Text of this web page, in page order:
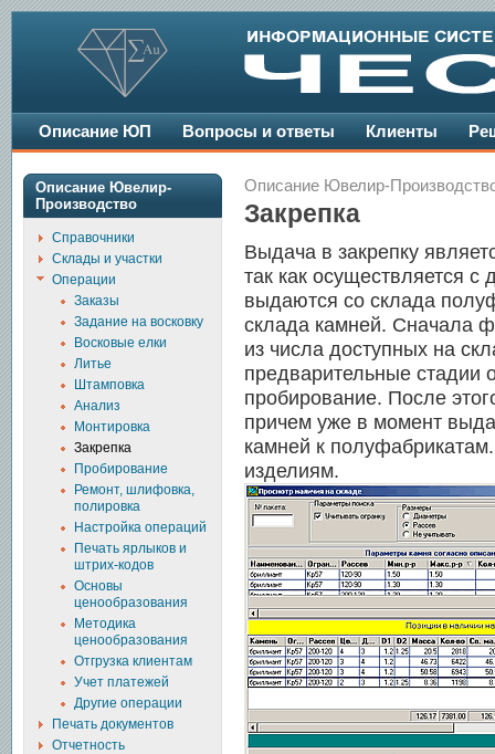
Описание Ювелир-
Закрепка
Выдача в закрепку
так как осуществляется
выдаются со склада
склада камней. Сначала
из числа доступных на
предварительные стадии
пробирование. После
причем уже в момент
камней к
изделиям.
Описание ЮП Вопросы и ответы Клиенты
Описание Ювелир-
Производство
Справочники
Склады и участки
Операции
Заказы
Задание на восковку
Восковые елки
Литье
Штамповка
Анализ
Монтировка
Закрепка
Пробирование
Ремонт, шлифовка,
полировка
Настройка операций
Печать ярлыков и
штрих-кодов
Основы
ценообразования
Методика
ценообразования
Отгрузка клиентам
Учет платежей
Другие операции
Печать документов
Отчетность